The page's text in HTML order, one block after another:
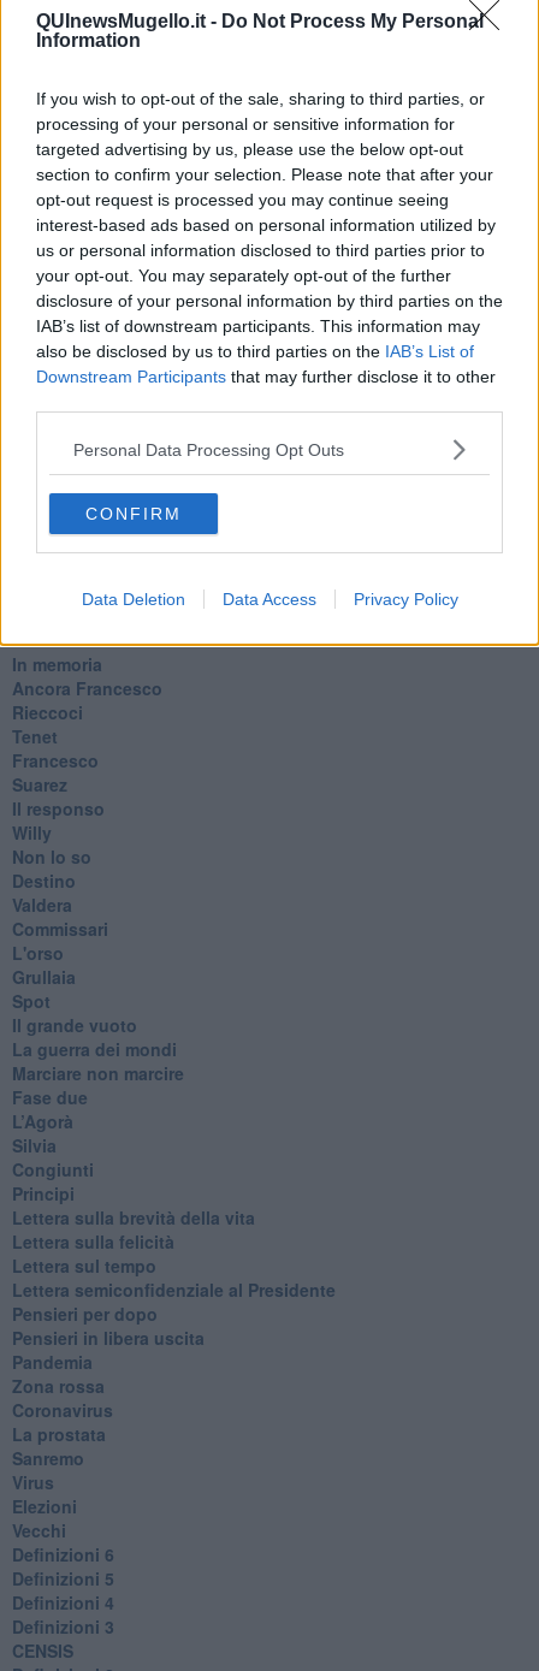
QUInewsMugello.it - Do Not Process My Personal
Information
If you wish to opt-out of the sale, sharing to third parties, or
processing of your personal or sensitive information for
targeted advertising by us, please use the below opt-out
section to confirm your selection. Please note that after your
opt-out request is processed you may continue seeing
interest-based ads based on personal information utilized by
us or personal information disclosed to third parties prior to
your opt-out. You may separately opt-out of the further
disclosure of your personal information by third parties on the
IAB’s list of downstream participants. This information may
also be disclosed by us to third parties on the IAB’s List of
Downstream Participants that may further disclose it to other
Personal Data Processing Opt Outs
CONFIRM
Data Deletion Data Access Privacy Policy
Luana
​Ci vuole Fedez
Esternazioni
Vaxzevria
Nazionali
​Ricorrenze e celebrazioni
Marte
​Crapa pelada
​I soliti noti
Arie
​Vaccine Easing
No profit
Dragonheart
Con-ter?
L'amico
​L’anno del vaccino
Giulio Regeni
Paolo Rossi
​Biden!
In memoria
​Ancora Francesco
Rieccoci
Tenet
Francesco
Suarez
​Il responso
Willy
Non lo so
Destino
Valdera
Commissari
L'orso
Grullaia
Spot
​Il grande vuoto
​La guerra dei mondi
Marciare non marcire
Fase due
L’Agorà
Silvia
Congiunti
Principi
​Lettera sulla brevità della vita
​Lettera sulla felicità
​Lettera sul tempo
Lettera semiconfidenziale al Presidente
Pensieri per dopo
​Pensieri in libera uscita
Pandemia
Zona rossa
Coronavirus
La prostata
Sanremo
Virus
Elezioni
Vecchi
Definizioni 6
Definizioni 5
Definizioni 4
Definizioni 3
CENSIS